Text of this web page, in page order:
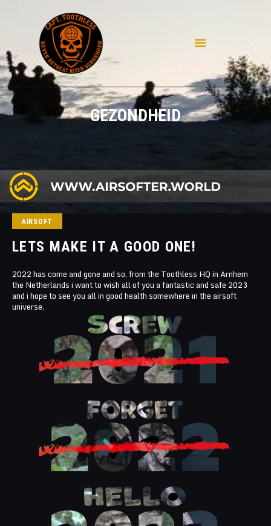
GEZONDHEID
HOME
WAT IS AIRSOFT
DISCLAIMER
MIJN REPLICA'S
POLL
AIRSOFT IN DUITSLAND
AIRSOFT
LETS MAKE IT A GOOD ONE!
2022 has come and gone and so, from the Toothless HQ in Arnhem
the Netherlands i want to wish all of you a fantastic and safe 2023
and i hope to see you all in good health somewhere in the airsoft
universe.